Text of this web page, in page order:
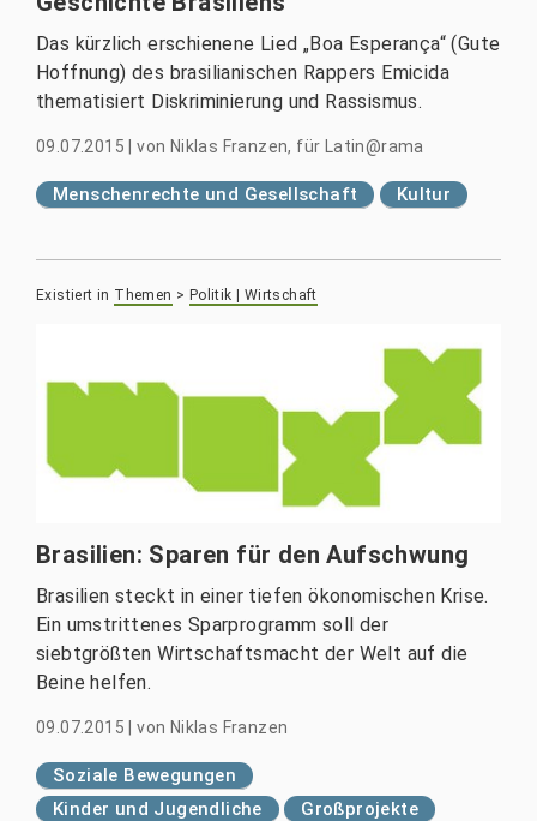
Das kürzlich erschienene Lied „Boa Esperança“ (Gute
Hoffnung) des brasilianischen Rappers Emicida
thematisiert Diskriminierung und Rassismus.
09.07.2015 |von Niklas Franzen, für Latin@rama
Menschenrechte und Gesellschaft Kultur
Existiert in Themen > Politik | Wirtschaft
Brasilien: Sparen für den Aufschwung
Brasilien steckt in einer tiefen ökonomischen Krise.
Ein umstrittenes Sparprogramm soll der
siebtgrößten Wirtschaftsmacht der Welt auf die
Beine helfen.
09.07.2015|von Niklas Franzen
Soziale Bewegungen
Kinder und Jugendliche
Großprojekte